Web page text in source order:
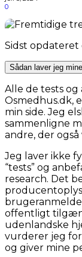
0
Sidst opdateret
Sådan laver jeg
Alle de tests
Osmedhus.dk,
min side. Jeg
sammenligne
andre, der
Jeg laver ikke
“tests” og
research. Det
offentligt
udenlandske
vurderer jeg
og giver mine